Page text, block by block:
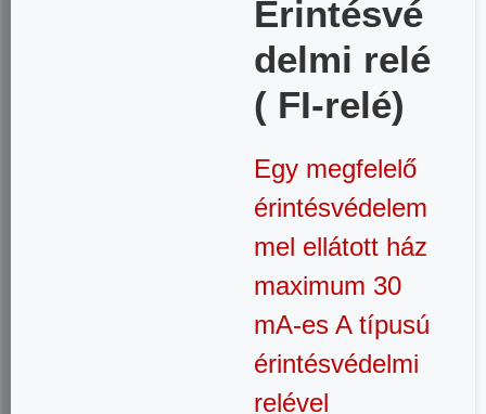
Érintésvé
delmi relé
( FI-relé)
Egy megfelelő
érintésvédelem
mel ellátott ház
maximum 30
mA-es A típusú
érintésvédelmi
relével